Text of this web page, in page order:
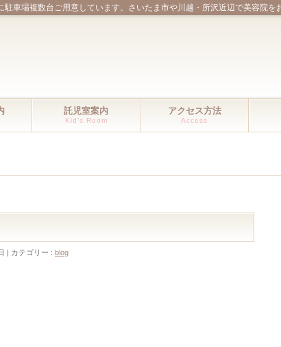
車場複数台ご用意しています。さいたま市や川越・所沢近辺で美容院を
託児室案内
Kid’s Room
アクセス方法
Access
カテゴリー : blog